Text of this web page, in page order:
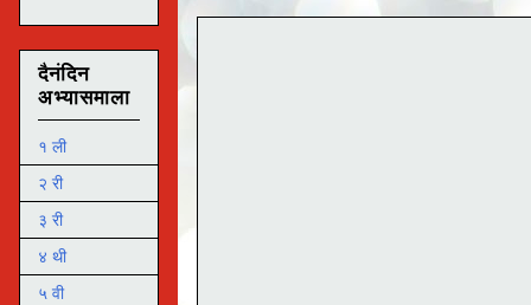
दैनंदिन
अभ्यासमाला
१ ली
२ री
३ री
४ थी
५ वी